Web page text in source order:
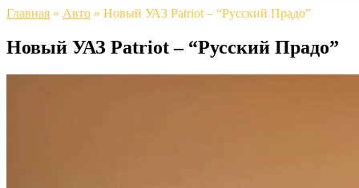
Главная » Авто » Новый УАЗ Patriot – “Русский Прадо”
Новый УАЗ Patriot – “Русский Прадо”